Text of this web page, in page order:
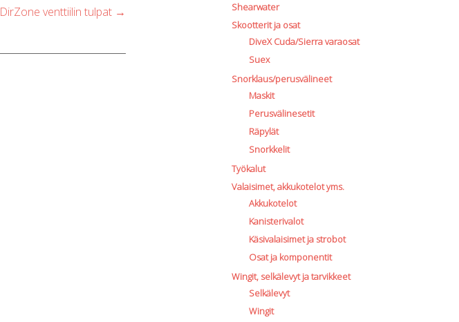
DirZone venttiilin tulpat →
Shearwater
Skootterit ja osat
DiveX Cuda/Sierra varaosat
Suex
Snorklaus/perusvälineet
Maskit
Perusvälinesetit
Räpylät
Snorkkelit
Työkalut
Valaisimet, akkukotelot yms.
Akkukotelot
Kanisterivalot
Käsivalaisimet ja strobot
Osat ja komponentit
Wingit, selkälevyt ja tarvikkeet
Selkälevyt
Wingit